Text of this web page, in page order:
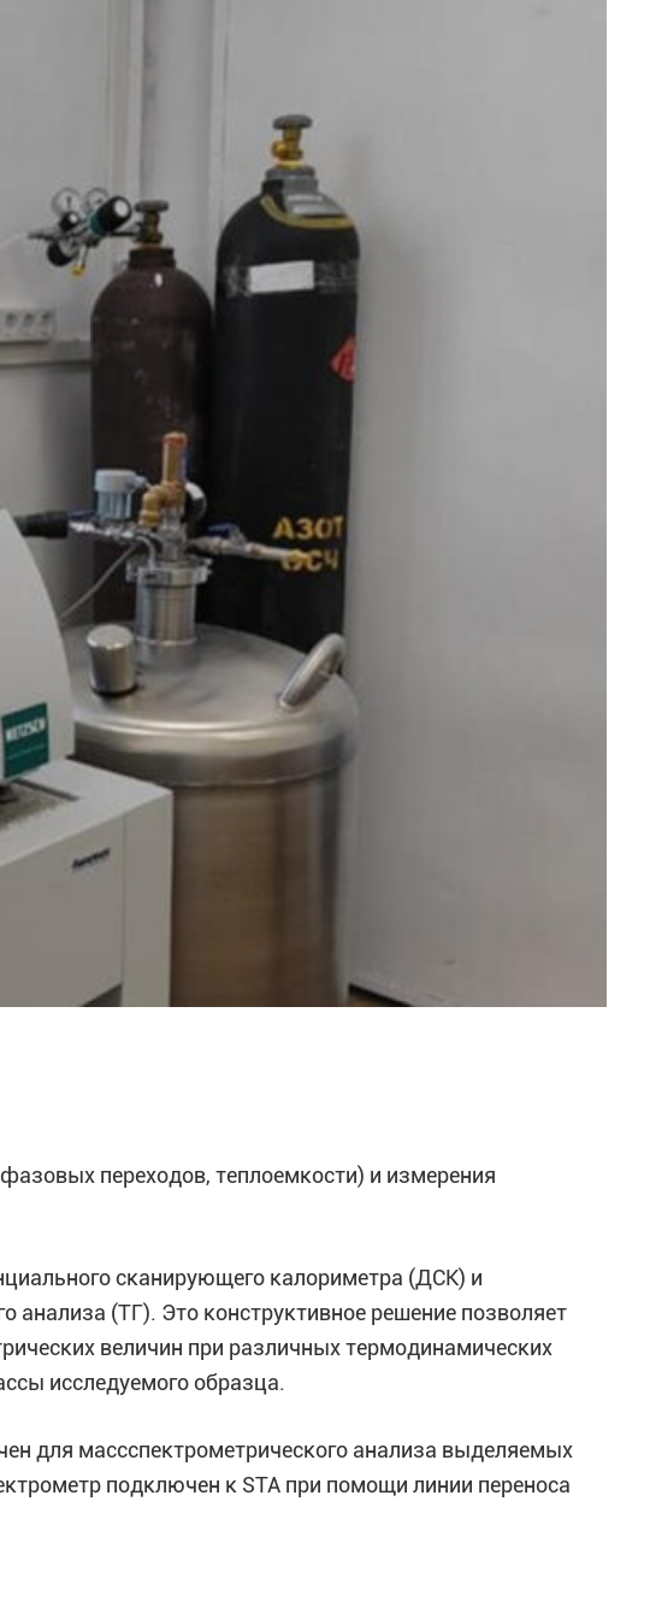
переходов, теплоемкости) и измерения
сканирующего калориметра (ДСК) и
анализа (ТГ). Это конструктивное решение позволяет
величин при различных термодинамических
исследуемого образца.
для массспектрометрического анализа выделяемых
подключен к STA при помощи линии переноса